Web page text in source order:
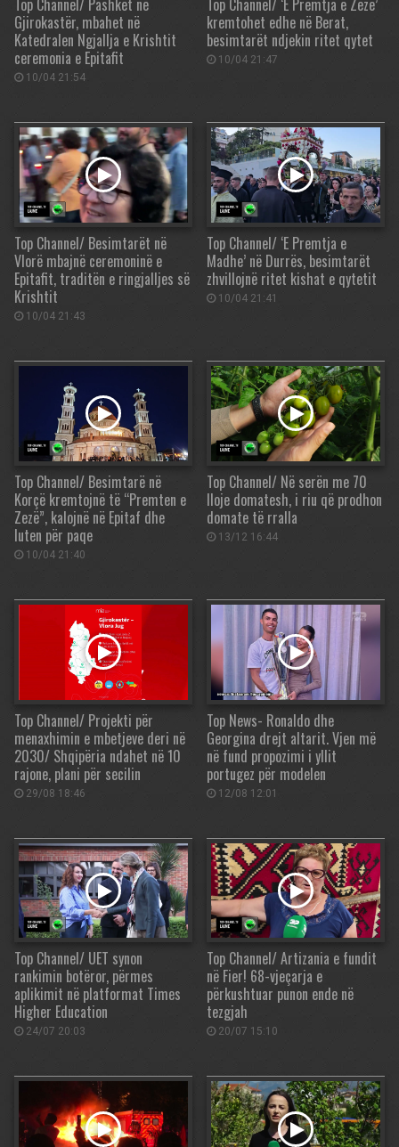
Top Channel/ Pashkët në
Gjirokastër, mbahet në
Katedralen Ngjallja e Krishtit
ceremonia e Epitafit
10/04 21:54
Top Channel/ ‘E Premtja e Zezë’
kremtohet edhe në Berat,
besimtarët ndjekin ritet qytet
10/04 21:47
Top Channel/ Besimtarët në
Vlorë mbajnë ceremoninë e
Epitafit, traditën e ringjalljes së
Krishtit
10/04 21:43
Top Channel/ ‘E Premtja e
Madhe’ në Durrës, besimtarët
zhvillojnë ritet kishat e qytetit
10/04 21:41
Top Channel/ Besimtarë në
Korçë kremtojnë të “Premten e
Zezë”, kalojnë në Epitaf dhe
luten për paqe
10/04 21:40
Top Channel/ Në serën me 70
lloje domatesh, i riu që prodhon
domate të rralla
13/12 16:44
Top Channel/ Projekti për
menaxhimin e mbetjeve deri në
2030/ Shqipëria ndahet në 10
rajone, plani për secilin
29/08 18:46
Top News- Ronaldo dhe
Georgina drejt altarit. Vjen më
në fund propozimi i yllit
portugez për modelen
12/08 12:01
Top Channel/ UET synon
rankimin botëror, përmes
aplikimit në platformat Times
Higher Education
24/07 20:03
Top Channel/ Artizania e fundit
në Fier! 68-vjeçarja e
përkushtuar punon ende në
tezgjah
20/07 15:10